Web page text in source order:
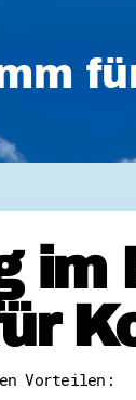
im
Vorteilen: